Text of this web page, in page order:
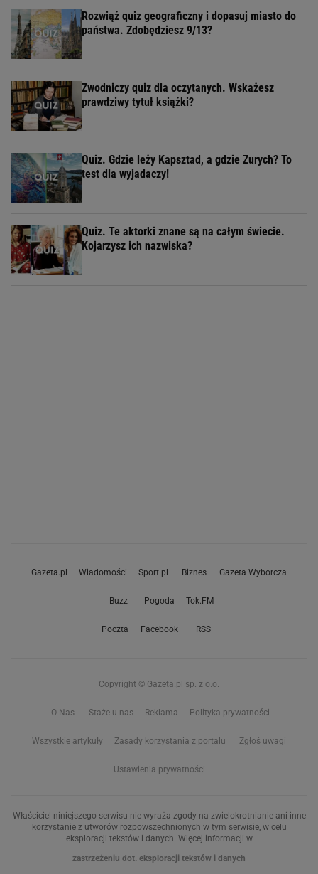
Rozwiąż quiz geograficzny i dopasuj miasto do
państwa. Zdobędziesz 9/13?
Zwodniczy quiz dla oczytanych. Wskażesz
prawdziwy tytuł książki?
Quiz. Gdzie leży Kapsztad, a gdzie Zurych? To
test dla wyjadaczy!
Quiz. Te aktorki znane są na całym świecie.
Kojarzysz ich nazwiska?
Gazeta.pl Wiadomości Sport.pl Biznes Gazeta Wyborcza
Buzz Pogoda Tok.FM
Poczta Facebook RSS
Copyright © Gazeta.pl sp. z o.o.
O Nas Staże u nas Reklama Polityka prywatności
Wszystkie artykuły Zasady korzystania z portalu Zgłoś uwagi
Ustawienia prywatności
Właściciel niniejszego serwisu nie wyraża zgody na zwielokrotnianie ani inne
korzystanie z utworów rozpowszechnionych w tym serwisie, w celu
eksploracji tekstów i danych. Więcej informacji w
zastrzeżeniu dot. eksploracji tekstów i danych